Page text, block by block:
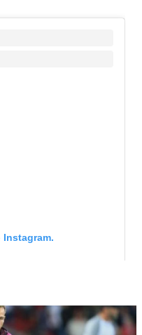
Instagram.